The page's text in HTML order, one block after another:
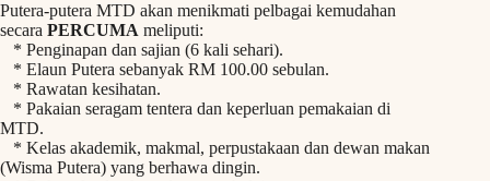
Putera-putera MTD akan menikmati pelbagai kemudahan
secara PERCUMA meliputi:
* Penginapan dan sajian (6 kali sehari).
* Elaun Putera sebanyak RM 100.00 sebulan.
* Rawatan kesihatan.
* Pakaian seragam tentera dan keperluan pemakaian di
MTD.
* Kelas akademik, makmal, perpustakaan dan dewan makan
(Wisma Putera) yang berhawa dingin.